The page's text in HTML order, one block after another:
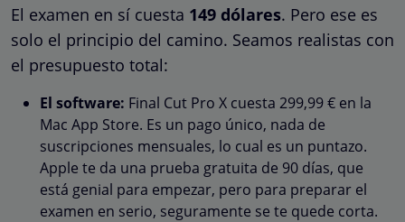
El examen en sí cuesta 149 dólares. Pero ese es
solo el principio del camino. Seamos realistas con
el presupuesto total:
El software: Final Cut Pro X cuesta 299,99 € en la
Mac App Store. Es un pago único, nada de
suscripciones mensuales, lo cual es un puntazo.
Apple te da una prueba gratuita de 90 días, que
está genial para empezar, pero para preparar el
examen en serio, seguramente se te quede corta.